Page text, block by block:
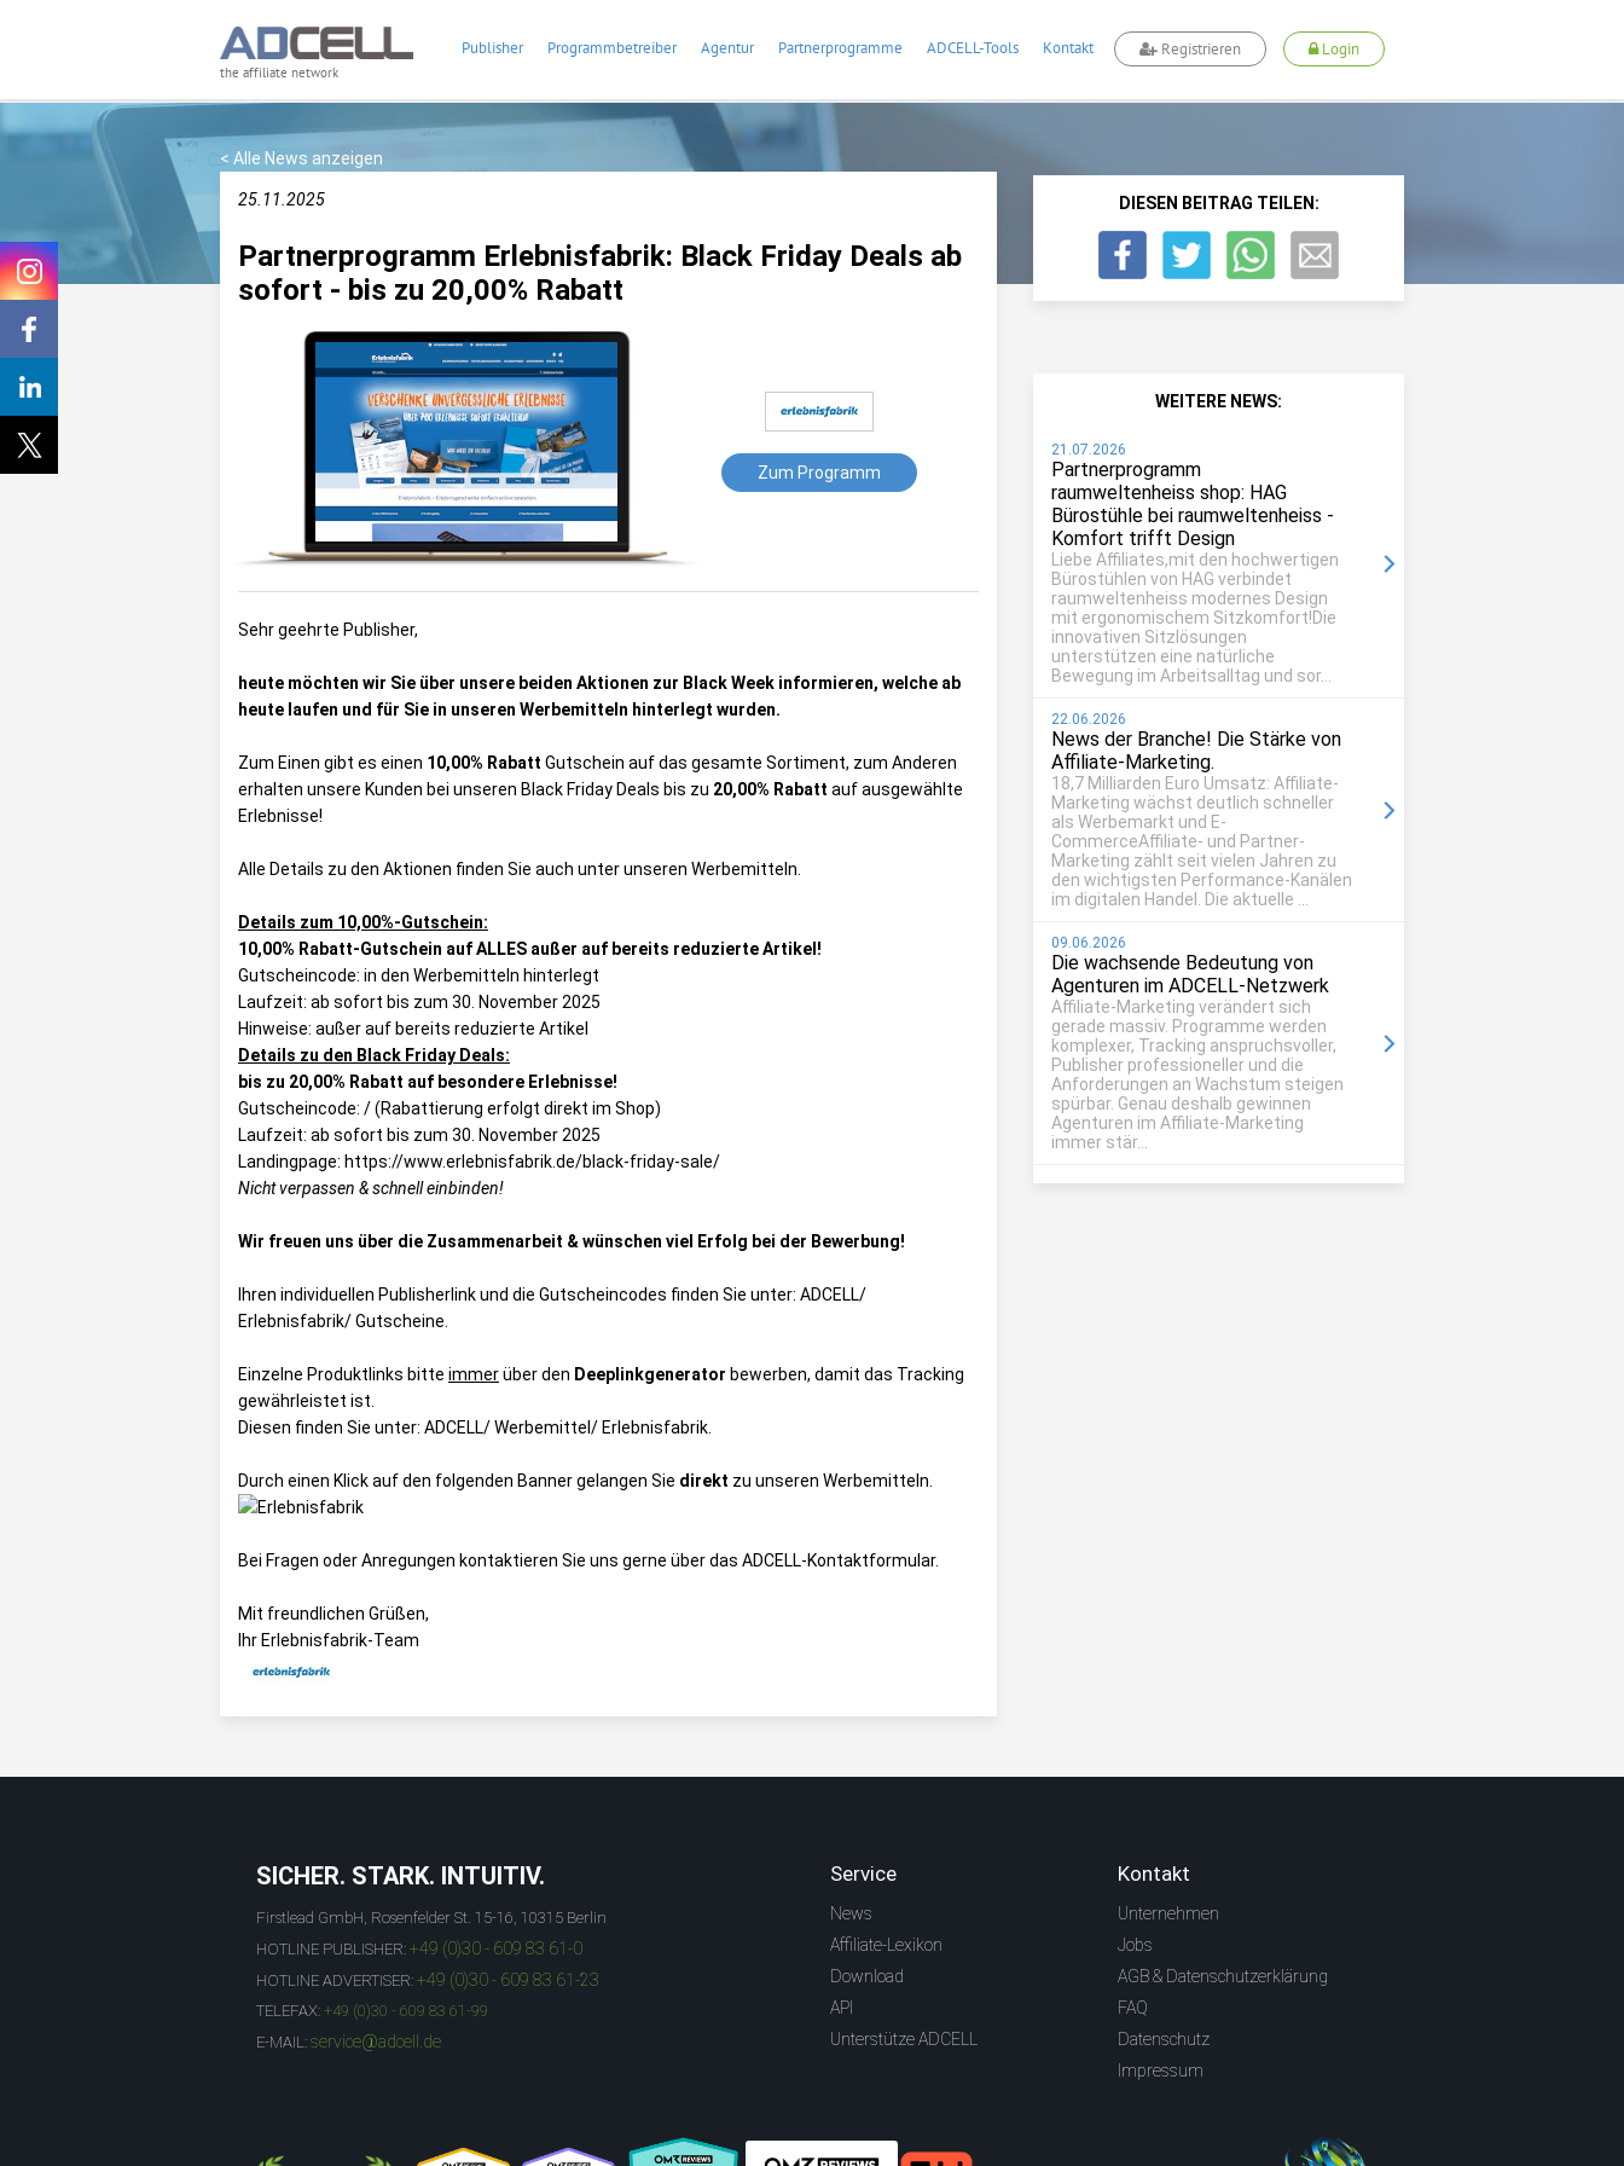
the affiliate network
Publisher Programmbetreiber Agentur Partnerprogramme ADCELL-Tools Kontakt Registrieren Login
< Alle News anzeigen
25.11.2025
Partnerprogramm Erlebnisfabrik: Black Friday Deals ab
sofort - bis zu 20,00% Rabatt
Zum Programm
Sehr geehrte Publisher,
heute möchten wir Sie über unsere beiden Aktionen zur Black Week informieren, welche ab
heute laufen und für Sie in unseren Werbemitteln hinterlegt wurden.
Zum Einen gibt es einen 10,00% Rabatt Gutschein auf das gesamte Sortiment, zum Anderen
erhalten unsere Kunden bei unseren Black Friday Deals bis zu 20,00% Rabatt auf ausgewählte
Erlebnisse!
Alle Details zu den Aktionen finden Sie auch unter unseren Werbemitteln.
Details zum 10,00%-Gutschein:
10,00% Rabatt-Gutschein auf ALLES außer auf bereits reduzierte Artikel!
Gutscheincode: in den Werbemitteln hinterlegt
Laufzeit: ab sofort bis zum 30. November 2025
Hinweise: außer auf bereits reduzierte Artikel
Details zu den Black Friday Deals:
bis zu 20,00% Rabatt auf besondere Erlebnisse!
Gutscheincode: / (Rabattierung erfolgt direkt im Shop)
Laufzeit: ab sofort bis zum 30. November 2025
Landingpage: https://www.erlebnisfabrik.de/black-friday-sale/
Nicht verpassen & schnell einbinden!
Wir freuen uns über die Zusammenarbeit & wünschen viel Erfolg bei der Bewerbung!
Ihren individuellen Publisherlink und die Gutscheincodes finden Sie unter: ADCELL/
Erlebnisfabrik/ Gutscheine
Einzelne Produktlinks bitte immerüber den Deeplinkgenerator bewerben, damit das Tracking
gewährleistet ist.
Diesen finden Sie unter: ADCELL/ Werbemittel/ Erlebnisfabrik
Durch einen Klick auf den folgenden Banner gelangen Sie direkt zu unseren Werbemitteln.
Bei Fragen oder Anregungen kontaktieren Sie uns gerne über das ADCELL-Kontaktformular.
Mit freundlichen Grüßen,
Ihr Erlebnisfabrik-Team
DIESEN BEITRAG TEILEN:
WEITERE NEWS:
21.07.2026
Partnerprogramm
raumweltenheiss shop: HAG
Bürostühle bei raumweltenheiss -
Komfort trifft Design
Liebe Affiliates,mit den hochwertigen
Bürostühlen von HAG verbindet
raumweltenheiss modernes Design
mit ergonomischem Sitzkomfort!Die
innovativen Sitzlösungen
unterstützen eine natürliche
Bewegung im Arbeitsalltag und sor...
22.06.2026
News der Branche! Die Stärke von
Affiliate-Marketing.
18,7 Milliarden Euro Umsatz: Affiliate-
Marketing wächst deutlich schneller
als Werbemarkt und E-
CommerceAffiliate- und Partner-
Marketing zählt seit vielen Jahren zu
den wichtigsten Performance-Kanälen
im digitalen Handel. Die aktuelle ...
09.06.2026
Die wachsende Bedeutung von
Agenturen im ADCELL-Netzwerk
Affiliate-Marketing verändert sich
gerade massiv. Programme werden
komplexer, Tracking anspruchsvoller,
Publisher professioneller und die
Anforderungen an Wachstum steigen
spürbar. Genau deshalb gewinnen
Agenturen im Affiliate-Marketing
immer stär...
SICHER. STARK. INTUITIV.
Firstlead GmbH, Rosenfelder St. 15-16, 10315 Berlin
HOTLINE PUBLISHER: +49 (0)30 - 609 83 61-0
HOTLINE ADVERTISER: +49 (0)30 - 609 83 61-23
TELEFAX: +49 (0)30 - 609 83 61-99
E-MAIL: service@adcell.de
Service
News
Affiliate-Lexikon
Download
API
Unterstütze ADCELL
Kontakt
Unternehmen
Jobs
AGB & Datenschutzerklärung
FAQ
Datenschutz
Impressum